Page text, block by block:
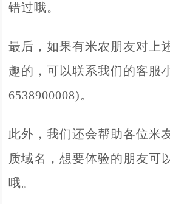
错过哦。
最后，如果有米农朋友对上
趣的，可以联系我们的客服
6538900008)。
此外，我们还会帮助各位米
质域名，想要体验的朋友可
哦。